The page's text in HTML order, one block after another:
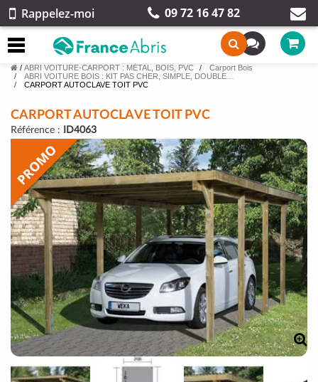
Rappelez-moi 09 72 16 47 82
/ ABRI VOITURE-CARPORT : MÉTAL, BOIS, PVC
Carport Bois
ABRI VOITURE BOIS : KIT PAS CHER, SIMPLE, DOUBLE…
CARPORT AUTOCLAVE TOIT PVC
CARPORT AUTOCLAVE TOIT PVC
Référence : ID4063